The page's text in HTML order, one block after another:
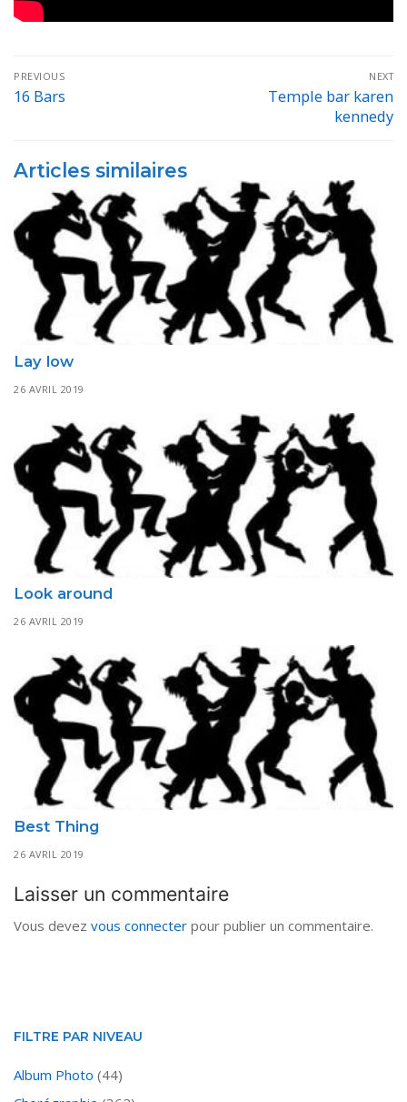
Navigation
de
PREVIOUS
Previous
16 Bars
NEXT
Next
Temple bar karen
kennedy
Articles similaires
Lay low
26 AVRIL 2019
Look around
26 AVRIL 2019
Best Thing
26 AVRIL 2019
Laisser un commentaire
Vous devez vous connecter pour publier un commentaire.
FILTRE PAR NIVEAU
Album Photo (44)